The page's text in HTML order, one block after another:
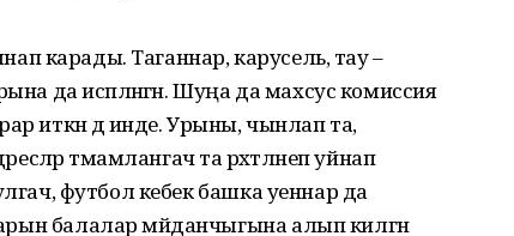
карады. Таганнар, ка­русель, тау –
да исәп­ләнгән. Шуңа да махсус комиссия
иткән дә инде. Урыны, чын­лап та,
тәмам­лангач та рәхәтләнеп уйнап
футбол кебек башка уеннар да
балалар мәйдан­чыгына алып килгән